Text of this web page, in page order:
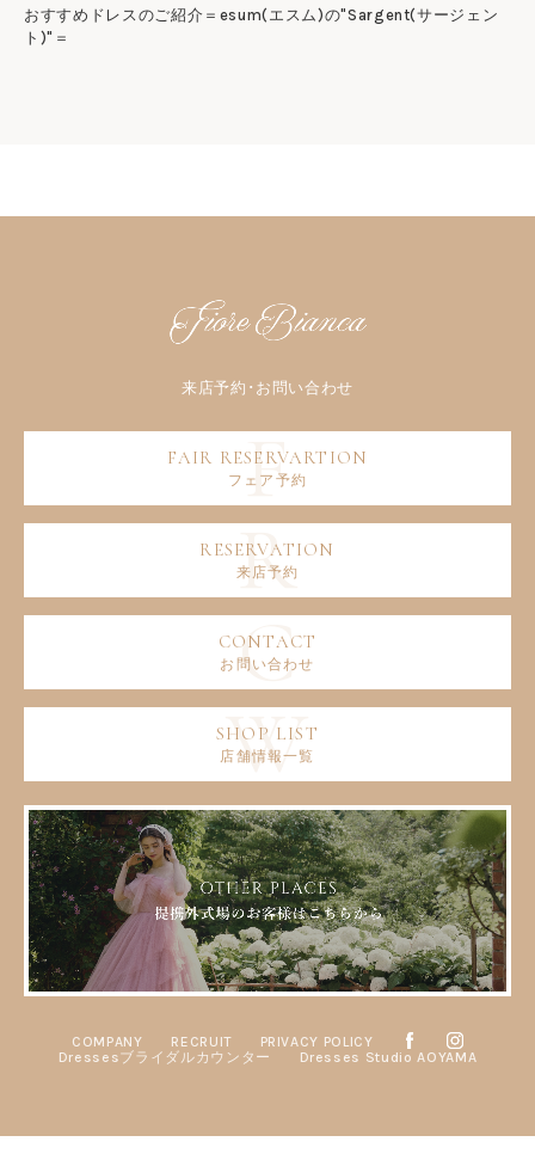
おすすめドレスのご紹介＝esum(エスム)の"Sargent(サージェン
ト)"＝
フェア予約
来店予約
お問い合わせ
店舗情報一覧
COMPANY RECRUIT
PRIVACY POLICY
Dressesブライダルカウンター
Dresses Studio AOYAMA